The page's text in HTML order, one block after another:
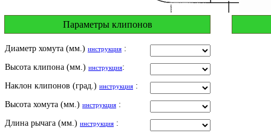
Параметры клипонов
Диаметр хомута (мм.) инструкция :
Высота клипона (мм.) инструкция:
Наклон клипонов (град.) инструкция :
Высота хомута (мм.) инструкция :
Длина рычага (мм.) инструкция :